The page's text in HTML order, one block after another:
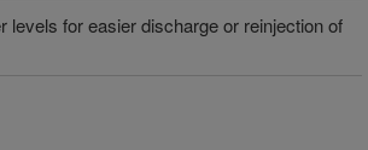
levels for easier discharge or reinjection of